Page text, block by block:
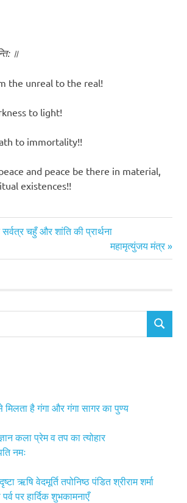
॥
the unreal to the real!
to light!
to immortality!!
and peace be there in material,
existences!!
चहुँ और शांति की प्रार्थना
Next
Post:
महामृत्युंजय मंत्र
SEARCH
मिलता है गंगा और गंगा सागर का पुण्य
कला प्रेम व तप का त्योहार
नमः
ऋषि वेदमूर्ति तपोनिष्ठ पंडित श्रीराम शर्मा
पर हार्दिक शुभकामनाएँ